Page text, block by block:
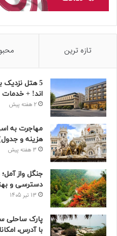
تازه ترین
5 هتل نزدیک
اند! + خدمات
2 هفته پیش
مهاجرت به
هزینه و
3 هفته پیش
جنگل واز
دسترسی و
13 تیر 1405
پارک ساحلی
با آدرس،